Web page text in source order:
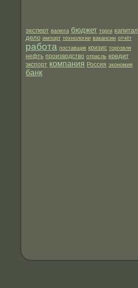
эксперт валюта бюджет торги капитал
дело импорт технологии вакансии отчёт
работа поставщик кризис торговля
нефть производство отрасль кредит
экспорт компания Россия экономия
банк